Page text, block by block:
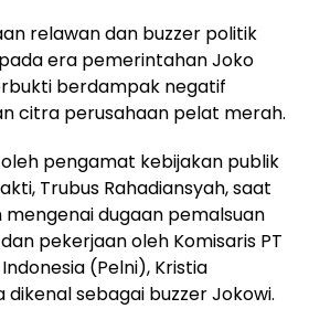
relawan dan buzzer politik
era pemerintahan Joko
berdampak negatif
citra perusahaan pelat merah.
pengamat kebijakan publik
Trubus Rahadiansyah, saat
dugaan pemalsuan
pekerjaan oleh Komisaris PT
(Pelni), Kristia
dikenal sebagai buzzer Jokowi.